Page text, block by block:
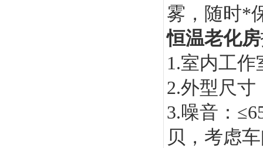
雾，随时*
恒温老化房
1.室内工作
2.外型尺
3.噪音：
贝，考虑